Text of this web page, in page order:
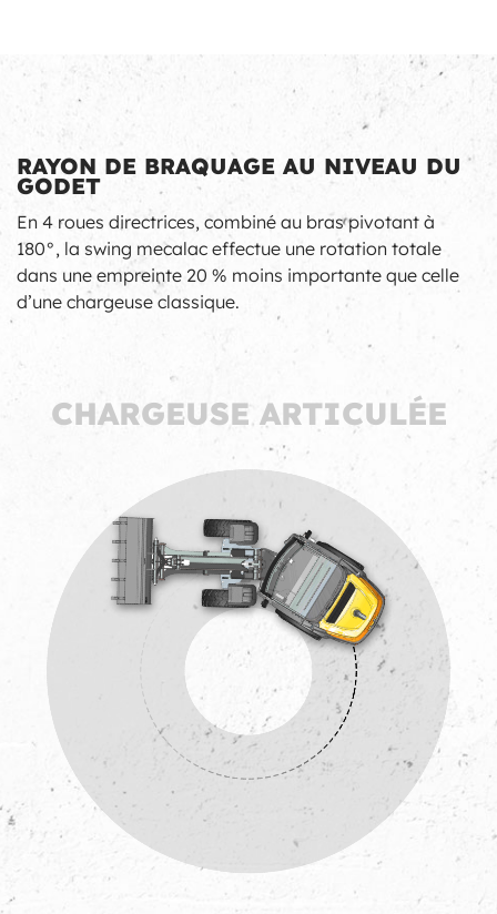
RAYON DE BRAQUAGE AU NIVEAU DU
GODET
En 4 roues directrices, combiné au bras pivotant à
180°, la swing mecalac effectue une rotation totale
dans une empreinte 20 % moins importante que celle
d’une chargeuse classique.
CHARGEUSE ARTICULÉE